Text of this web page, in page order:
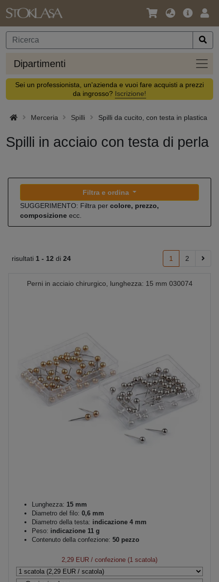
Lingua
Valuta
Offerta
Dipartimenti
Sei un professionista, un'azienda e vuoi fare acquisti a prezzi
da ingrosso? Iscrizione!
Merceria Spilli Spilli da cucito, con testa in plastica
Spilli in acciaio con testa di perla
Filtra e ordina
SUGGERIMENTO: Filtra per colore, prezzo,
composizione ecc.
risultati 1 - 12 di 24 1 2
Perni in acciaio chirurgico, lunghezza: 15 mm 030074
Lunghezza: 15 mm
Diametro del filo: 0,6 mm
Diametro della testa: indicazione 4 mm
Peso: indicazione 11 g
Contenuto della confezione: 50 pezzo
2,29 EUR / confezione (1 scatola)